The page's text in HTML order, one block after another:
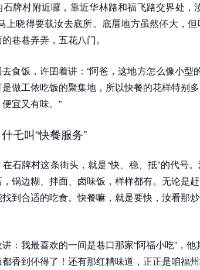
牌村附近囉，靠近华林路和福飞路交界处，
上晓得要载汝去底所。底厝地方虽然伓大，
巷巷弄弄，五花八门。
食饭，许囝着讲：“阿爸，这地方怎么像小型
做工侬吃饭的聚集地，所以快餐的花样特别
宜又有味。”
乇叫“快餐服务”
石牌村这条街头，就是“快、稳、抵”的代号
锅边糊、拌面、卤味饭，样样都有。无论是
到合适的吃食。快餐嘛，就是要快，汝看那
：我最喜欢的一间是巷口那家“阿福小吃”，
香到伓得了！还有那红糟味道，正正是咱福